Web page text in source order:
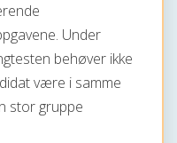
Under
behøver ikke
være i samme
stor gruppe